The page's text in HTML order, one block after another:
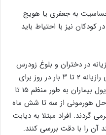
حساسیت به جعفری یا هویج
کودکان نیز با احتیاط باید
در دختران و بلوغ زودرس
آن ها وجود دارد. پس از مصرف چای رازیانه ۲ تا ۳ بار در روز برای
کاهش درد معده، سطح خونی استردیول بیماران به طور منظم ۱۵ تا
مراحل هورمونی از سه تا شش ماه
افراد مبتلا به دیابت
آن را با دقت بررسی کنند.